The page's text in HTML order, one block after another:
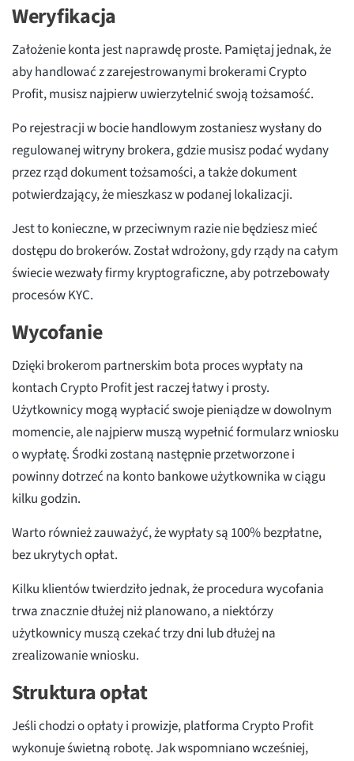
Weryfikacja
Założenie konta jest naprawdę proste. Pamiętaj jednak, że
aby handlować z zarejestrowanymi brokerami Crypto
Profit, musisz najpierw uwierzytelnić swoją tożsamość.
Po rejestracji w bocie handlowym zostaniesz wysłany do
regulowanej witryny brokera, gdzie musisz podać wydany
przez rząd dokument tożsamości, a także dokument
potwierdzający, że mieszkasz w podanej lokalizacji.
Jest to konieczne, w przeciwnym razie nie będziesz mieć
dostępu do brokerów. Został wdrożony, gdy rządy na całym
świecie wezwały firmy kryptograficzne, aby potrzebowały
procesów KYC.
Wycofanie
Dzięki brokerom partnerskim bota proces wypłaty na
kontach Crypto Profit jest raczej łatwy i prosty.
Użytkownicy mogą wypłacić swoje pieniądze w dowolnym
momencie, ale najpierw muszą wypełnić formularz wniosku
o wypłatę. Środki zostaną następnie przetworzone i
powinny dotrzeć na konto bankowe użytkownika w ciągu
kilku godzin.
Warto również zauważyć, że wypłaty są 100% bezpłatne,
bez ukrytych opłat.
Kilku klientów twierdziło jednak, że procedura wycofania
trwa znacznie dłużej niż planowano, a niektórzy
użytkownicy muszą czekać trzy dni lub dłużej na
zrealizowanie wniosku.
Struktura opłat
Jeśli chodzi o opłaty i prowizje, platforma Crypto Profit
wykonuje świetną robotę. Jak wspomniano wcześniej,